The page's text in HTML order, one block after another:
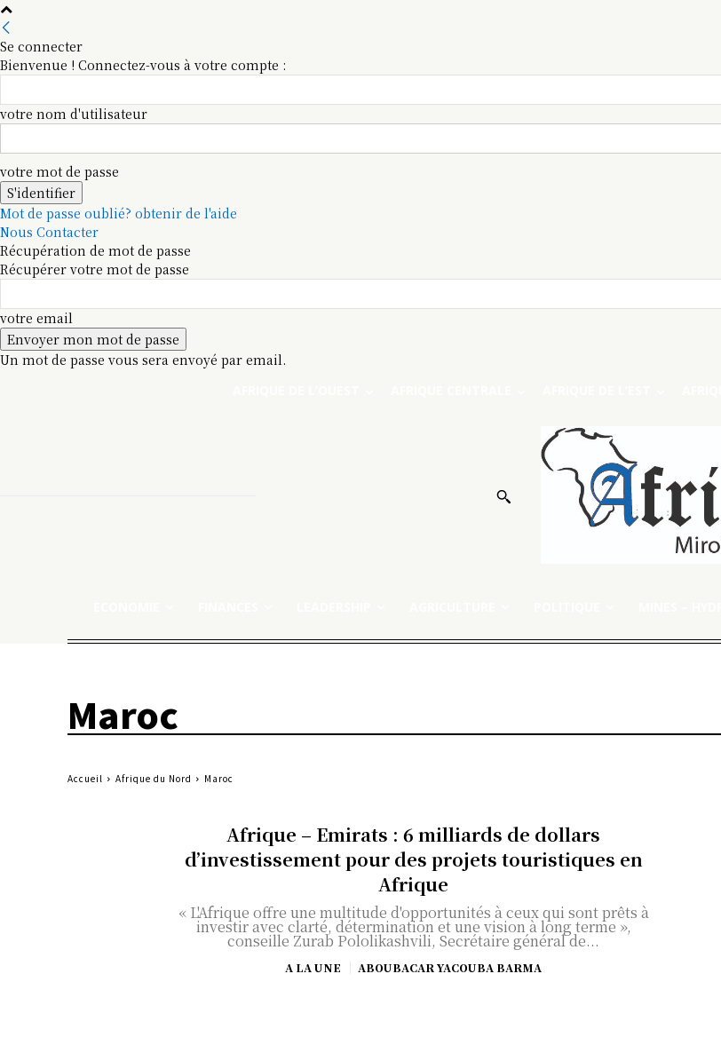
Se connecter
Bienvenue ! Connectez-vous à votre compte :
votre nom d'utilisateur
votre mot de passe
Mot de passe oublié? obtenir de l'aide
Nous Contacter
Récupération de mot de passe
Récupérer votre mot de passe
votre email
Un mot de passe vous sera envoyé par email.
Maroc
Accueil Afrique du Nord Maroc
Afrique – Emirats : 6 milliards de dollars
d’investissement pour des projets touristiques en
Afrique
« L'Afrique offre une multitude d'opportunités à ceux qui sont prêts à
investir avec clarté, détermination et une vision à long terme »,
conseille Zurab Pololikashvili, Secrétaire général de...
A LA UNE ABOUBACAR YACOUBA BARMA